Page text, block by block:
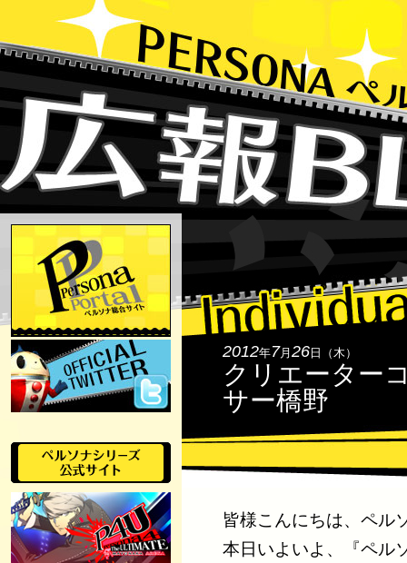
クリエーター
サー橋野
2012年7月 26 日（木）
皆様こんにちは、ペル
本日いよいよ、『ペル